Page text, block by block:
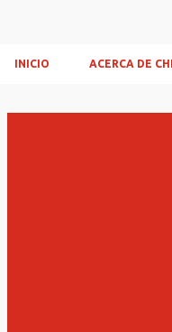
INICIO ACERCA DE